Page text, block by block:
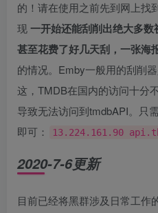
的！请在使用之前先到网上找
现一开始还能刮削出绝大多数
甚至花费了好几天刮，一张海
的情况。Emby一般用的刮削
这，TMDB在国内的访问十分
导致无法访问到tmdbAPI。只
即可：
13.224.161.90
2020-7-6更新
目前已经将黑群涉及日常工作